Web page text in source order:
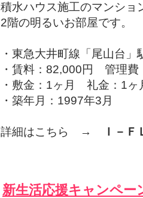
積水ハウス施工のマンショ
2階の明るいお部屋です。
・東急大井町線「尾山台
・賃料：82,000円 管理費
・敷金：1ヶ月 礼金：1ヶ
・築年月：1997年3月
詳細はこちら → Ｉ－
新生活応援キャンペー